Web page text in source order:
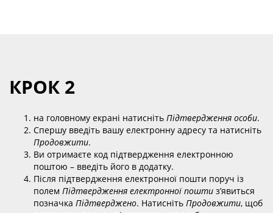
КРОК 2
на головному екрані натисніть Підтвердження особи.
Спершу введіть вашу електронну адресу та натисніть
Продовжити.
Ви отримаєте код підтвердження електронною
поштою – введіть його в додатку.
Після підтвердження електронної пошти поруч із
полем Підтвердження електронної пошти з’явиться
позначка Підтверджено. Натисніть Продовжити, щоб